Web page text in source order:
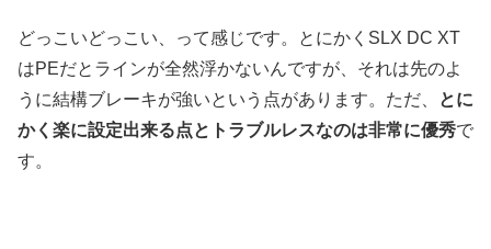
どっこいどっこい、って感じです。とにかくSLX DC XT
はPEだとラインが全然浮かないんですが、それは先のよ
うに結構ブレーキが強いという点があります。ただ、
とに
かく楽に設定出来る点とトラブルレスなのは非常に優秀で
す。